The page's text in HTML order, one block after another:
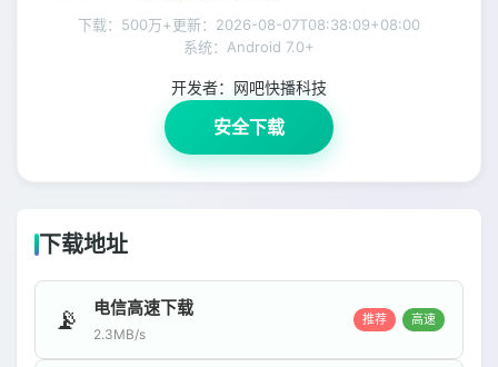
下载：500万+更新： 2026-08-07T08:38:09+08:00
系统：Android 7.0+
开发者： 网吧快播科技
安全下载
下载地址
📡 电信高速下载
2.3MB/s
推荐 高速